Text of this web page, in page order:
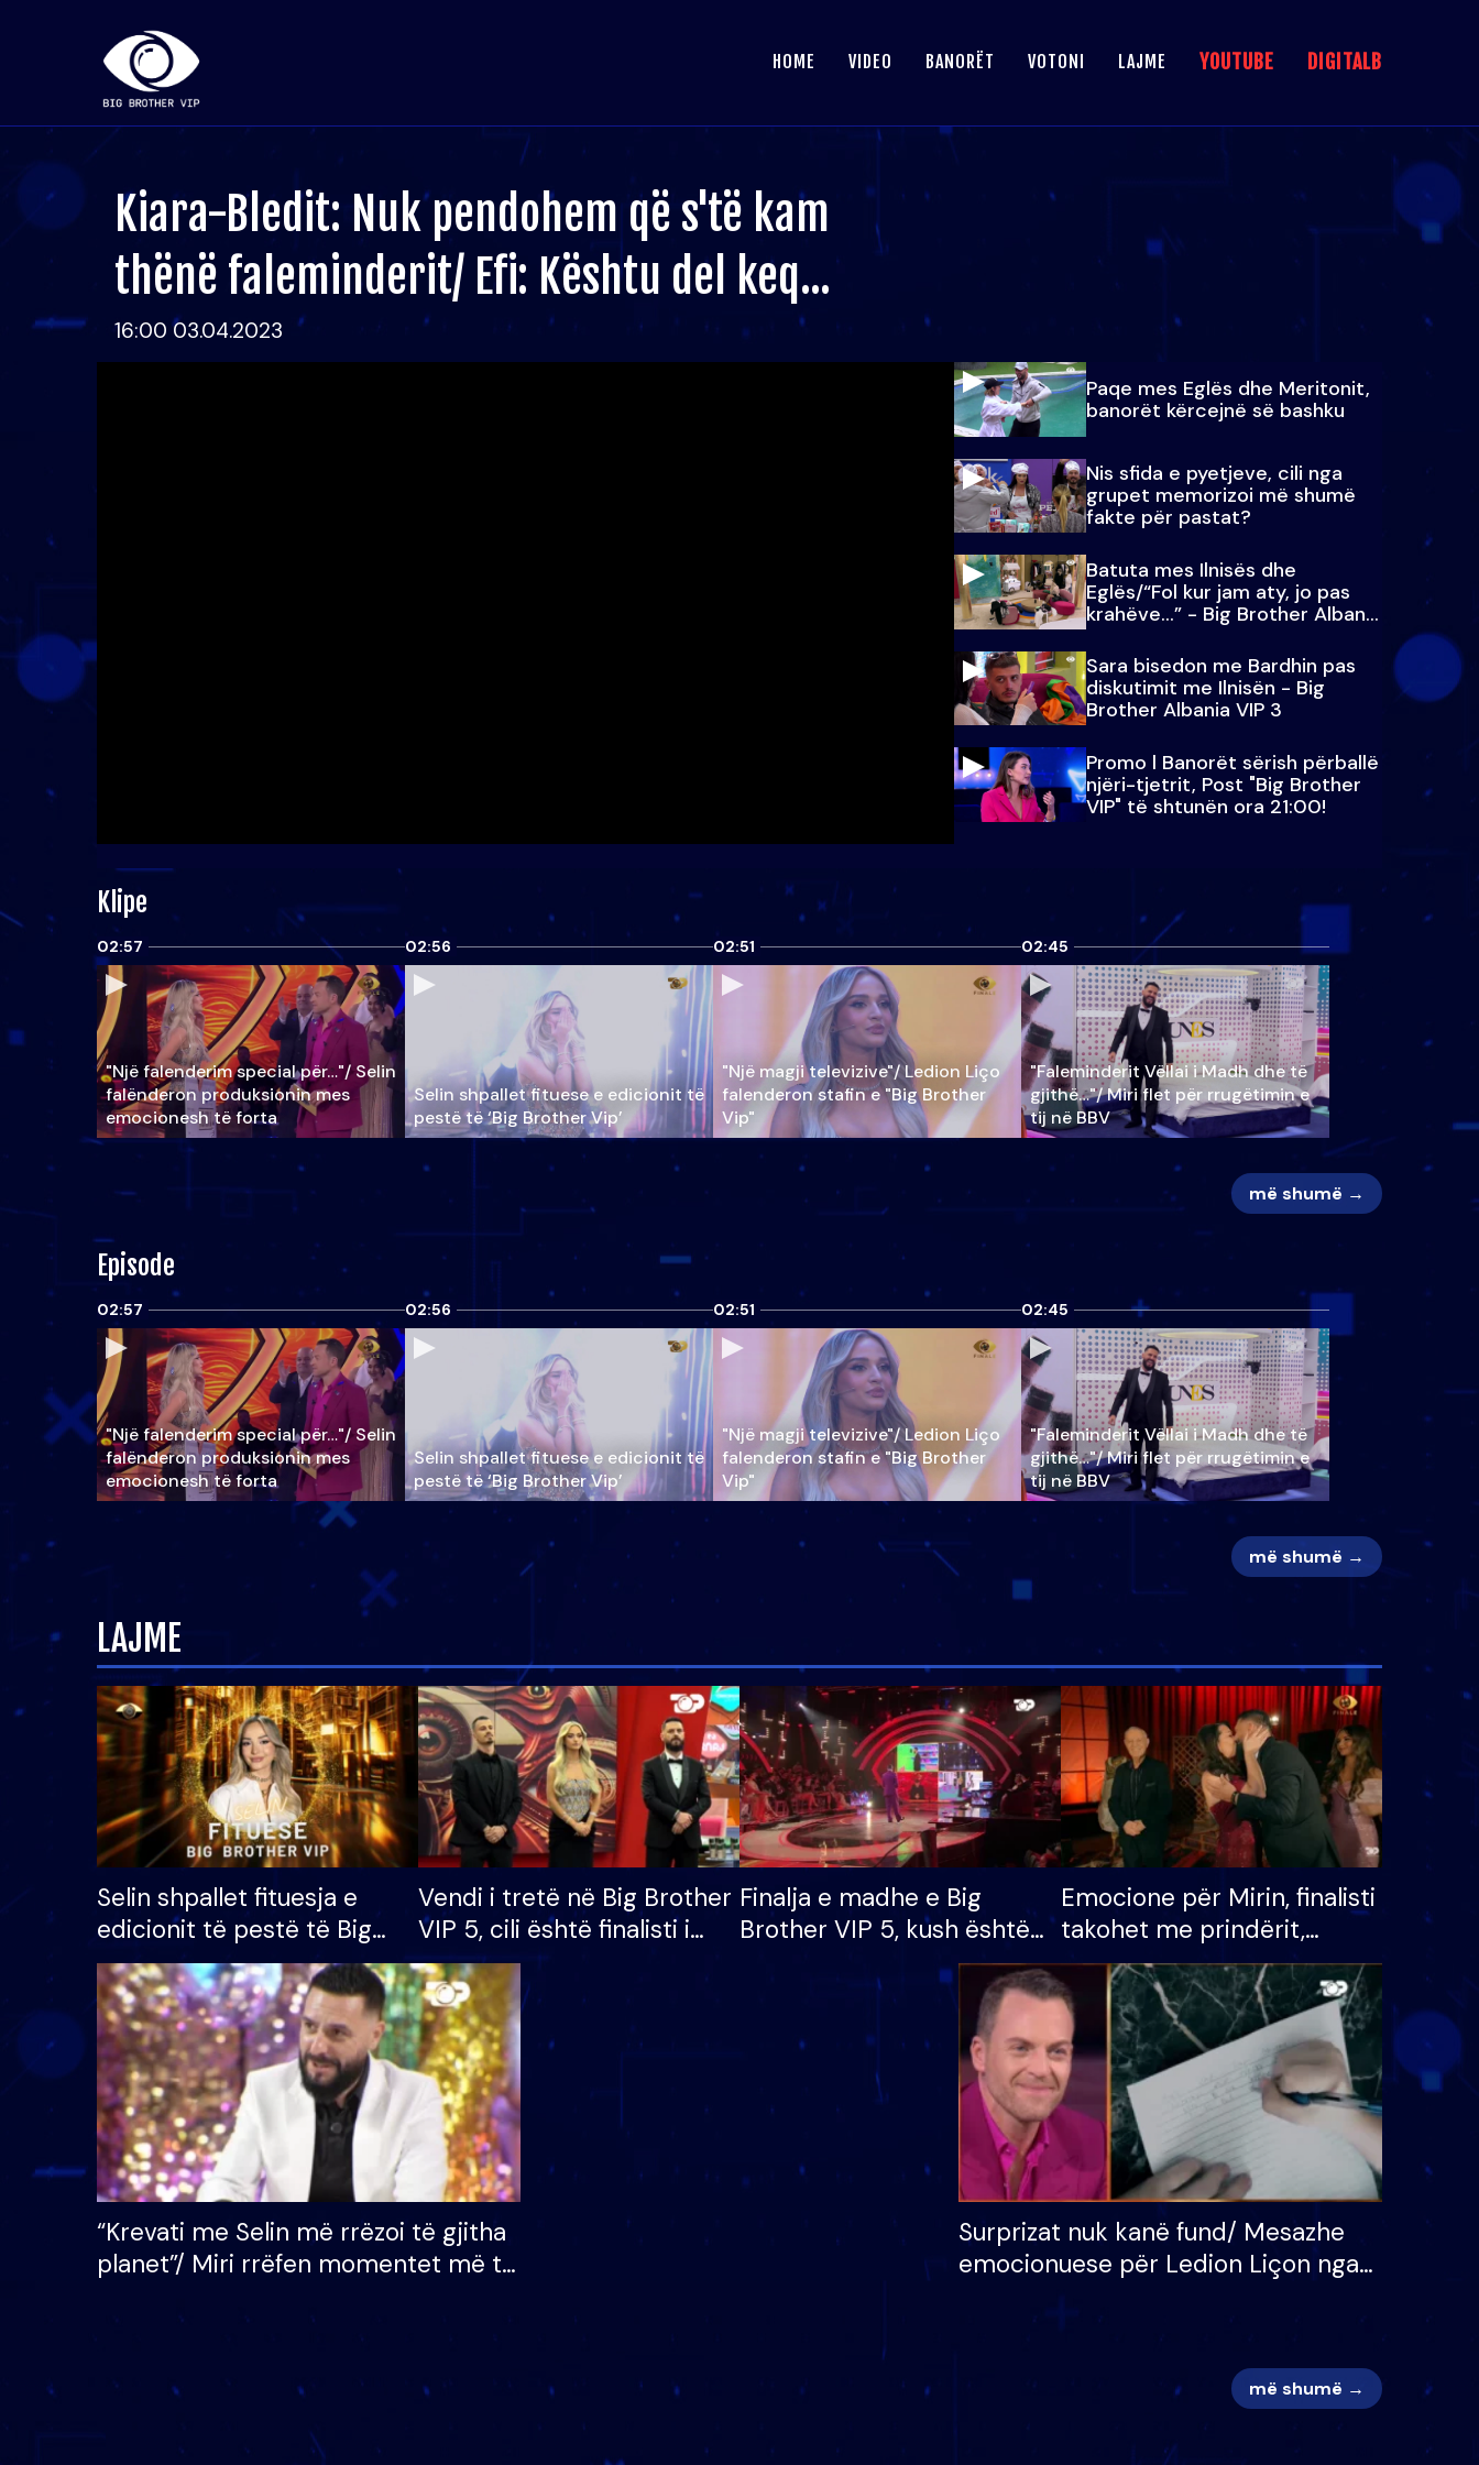
HOME VIDEO BANORËT VOTONI LAJME YOUTUBE DIGITALB
Kiara-Bledit: Nuk pendohem që s'të kam
thënë faleminderit/ Efi: Kështu del keq...
16:00 03.04.2023
Paqe mes Eglës dhe Meritonit,
banorët kërcejnë së bashku
Nis sfida e pyetjeve, cili nga
grupet memorizoi më shumë
fakte për pastat?
Batuta mes Ilnisës dhe
Eglës/“Fol kur jam aty, jo pas
krahëve…” - Big Brother Albania
VIP 3
Sara bisedon me Bardhin pas
diskutimit me Ilnisën - Big
Brother Albania VIP 3
Promo l Banorët sërish përballë
njëri-tjetrit, Post "Big Brother
VIP" të shtunën ora 21:00!
Klipe
02:57
"Një falenderim special për…"/ Selin
falënderon produksionin mes
emocionesh të forta
02:56
Selin shpallet fituese e edicionit të
pestë të ‘Big Brother Vip’
02:51
"Një magji televizive"/ Ledion Liço
falenderon stafin e "Big Brother
Vip"
02:45
"Faleminderit Vëllai i Madh dhe të
gjithë…"/ Miri flet për rrugëtimin e
tij në BBV
më shumë →
Episode
02:57
"Një falenderim special për…"/ Selin
falënderon produksionin mes
emocionesh të forta
02:56
Selin shpallet fituese e edicionit të
pestë të ‘Big Brother Vip’
02:51
"Një magji televizive"/ Ledion Liço
falenderon stafin e "Big Brother
Vip"
02:45
"Faleminderit Vëllai i Madh dhe të
gjithë…"/ Miri flet për rrugëtimin e
tij në BBV
më shumë →
LAJME
Selin shpallet fituesja e
edicionit të pestë të Big
Brother VIP, rrëmben
çmimin e madh prej 100
mijë eurosh
Vendi i tretë në Big Brother
VIP 5, cili është finalisti i
radhës që lë shtëpinë
Finalja e madhe e Big
Brother VIP 5, kush është
banori i parë që lë shtëpinë
dhe humb mundësinë për
të fituar çmimin e madh
Emocione për Mirin, finalisti
takohet me prindërit,
vajzën dhe bashkëshorten:
S’kemi ndonjë letër divorci
apo jo?
“Krevati me Selin më rrëzoi të gjitha
planet”/ Miri rrëfen momentet më të
mungojë zilja e mëngjesit kur…
Surprizat nuk kanë fund/ Mesazhe
emocionuese për Ledion Liçon nga
më shumë →